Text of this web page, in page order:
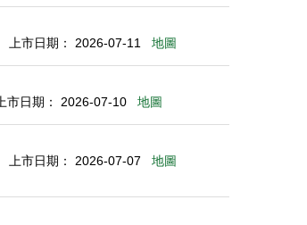
上市日期： 2026-07-11 地圖
上市日期： 2026-07-10 地圖
上市日期： 2026-07-07 地圖